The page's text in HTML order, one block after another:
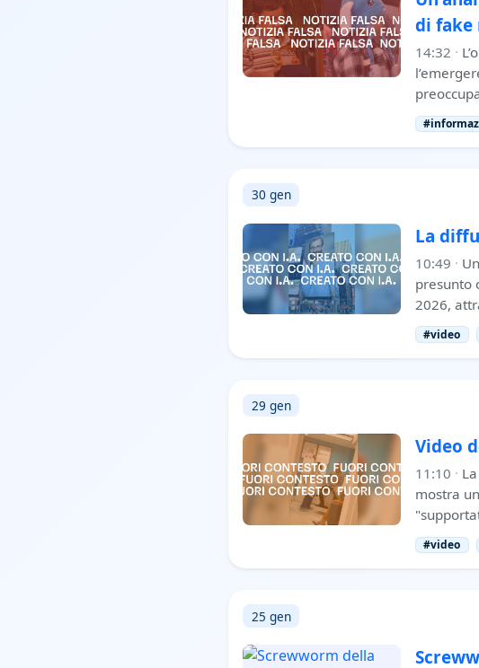
di fake
14:32 ·
30 gen
La
10:49 ·
presunto
2026,
#video
29 gen
Video
11:10 ·
mostra
#video
25 gen